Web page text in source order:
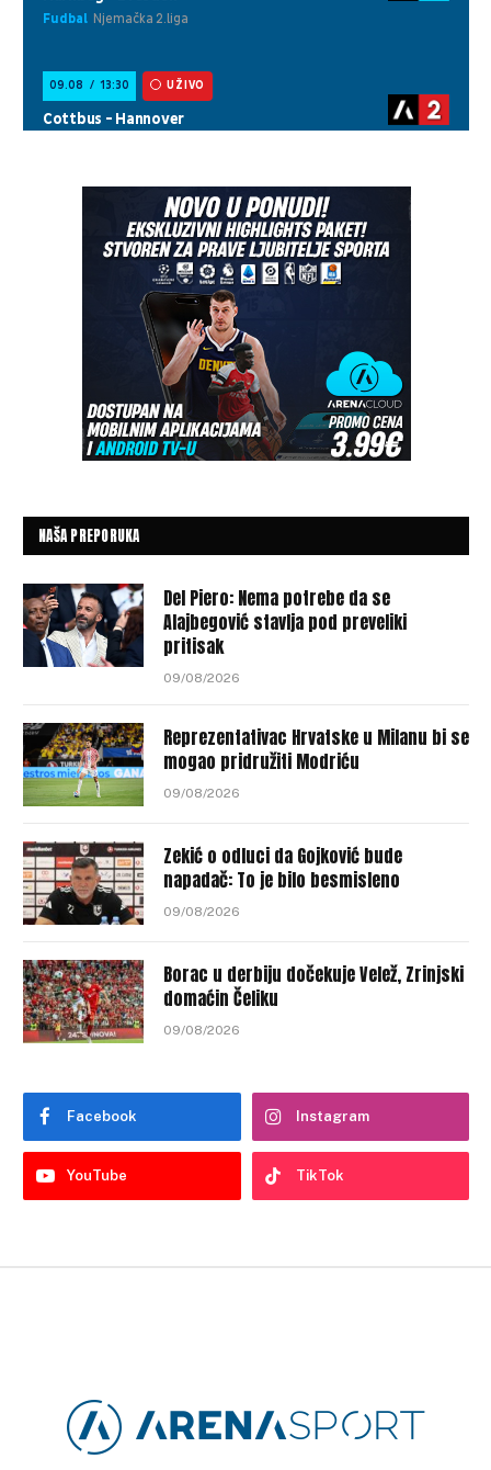
NAŠA PREPORUKA
Del Piero: Nema potrebe da se
Alajbegović stavlja pod preveliki
pritisak
09/08/2026
Reprezentativac Hrvatske u Milanu bi se
mogao pridružiti Modriću
09/08/2026
Zekić o odluci da Gojković bude
napadač: To je bilo besmisleno
09/08/2026
Borac u derbiju dočekuje Velež, Zrinjski
domaćin Čeliku
09/08/2026
Facebook Instagram
YouTube TikTok